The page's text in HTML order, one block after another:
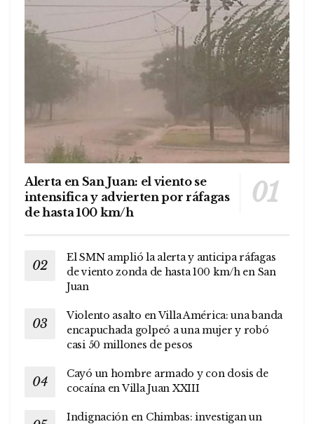
Alerta en San Juan: el viento se
intensifica y advierten por ráfagas
de hasta 100 km/h
El SMN amplió la alerta y anticipa ráfagas
de viento zonda de hasta 100 km/h en San
Juan
Violento asalto en Villa América: una banda
encapuchada golpeó a una mujer y robó
casi 50 millones de pesos
Cayó un hombre armado y con dosis de
cocaína en Villa Juan XXIII
Indignación en Chimbas: investigan un